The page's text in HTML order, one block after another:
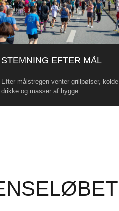
STEMNING EFTER MÅL
Efter målstregen venter grillpølser, kolde
drikke og masser af hygge.